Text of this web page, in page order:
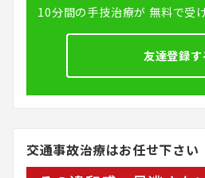
10分間の手技治療が 無料で受
友達登録す
交通事故治療はお任せ下さい